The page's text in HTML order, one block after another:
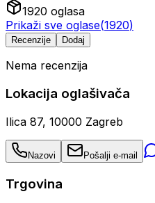
1920 oglasa
Prikaži sve oglase(1920)
Recenzije Dodaj
Nema recenzija
Lokacija oglašivača
Ilica 87, 10000 Zagreb
Nazovi Pošalji e-mail
Trgovina